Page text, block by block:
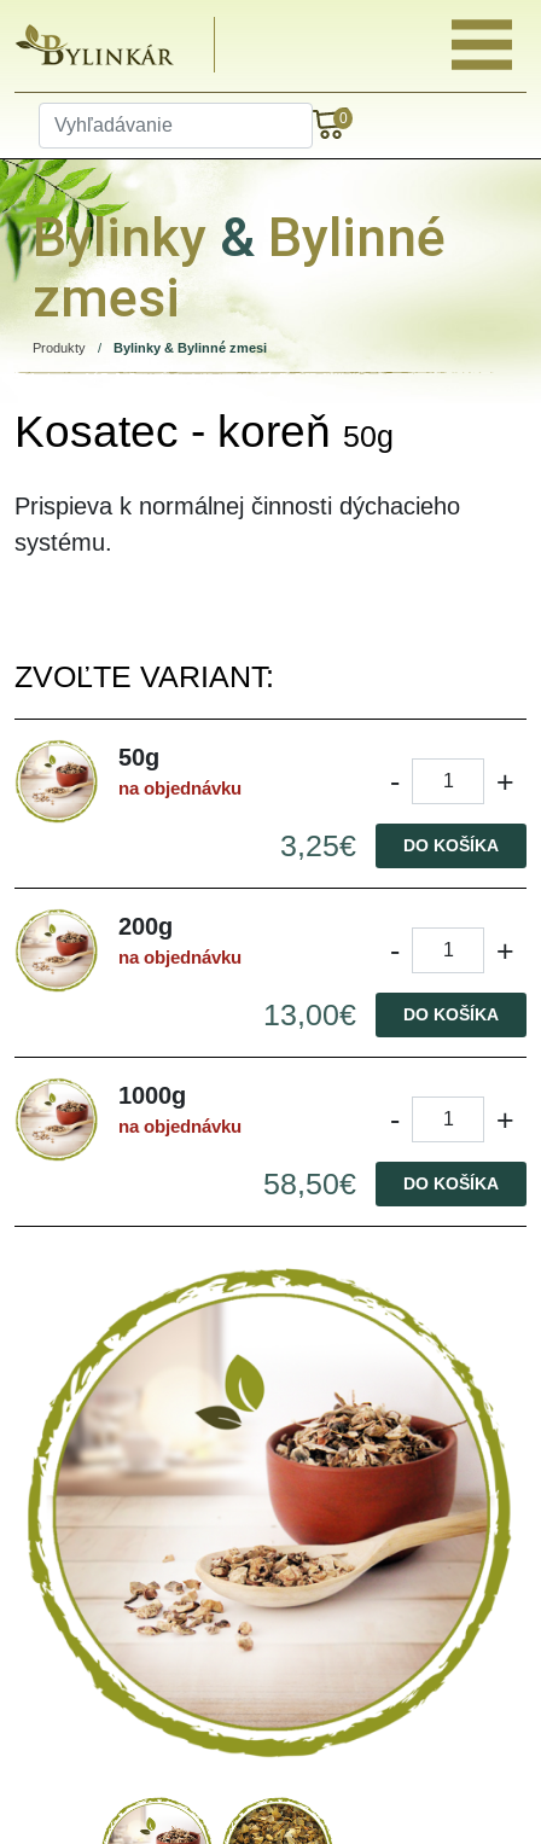
0
Bylinky & Bylinné
zmesi
Produkty / Bylinky & Bylinné zmesi
Kosatec - koreň 50g
Prispieva k normálnej činnosti dýchacieho
systému.
ZVOĽTE VARIANT:
50g
na objednávku -
+
3,25€
DO KOŠÍKA
200g
na objednávku -
+
13,00€
DO KOŠÍKA
1000g
na objednávku -
+
58,50€
DO KOŠÍKA